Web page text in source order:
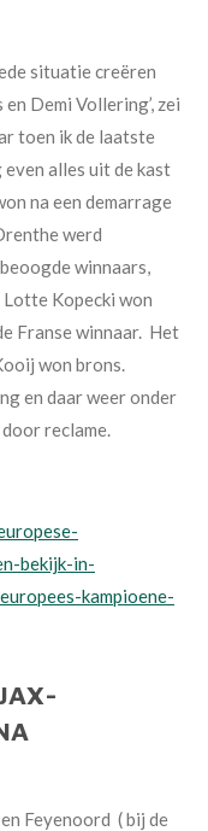
situatie creëren
Demi Vollering’, zei
toen ik de laatste
even alles uit de kast
na een demarrage
werd
winnaars,
Kopecki won
Franse winnaar. Het
won brons.
en daar weer onder
reclame.
bekijk-in-
kampioene-
en Feyenoord ( bij de